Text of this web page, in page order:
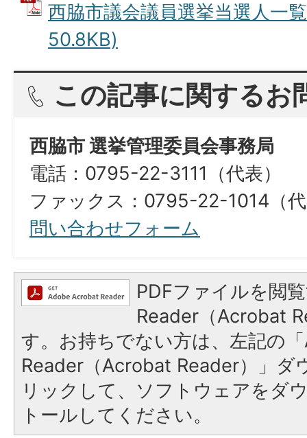
西脇市議会議員選挙当選人一
50.8KB)
この記事に関するお
西脇市 選挙管理委員会事務局
電話：0795-22-3111（代表）
ファックス：0795-22-1014（
問い合わせフォーム
PDFファイルを閲
Reader（Acrobat
す。お持ちでない方は、左記の
Reader（Acrobat Reader）」ダ
リックして、ソフトウェアをダ
トールしてください。